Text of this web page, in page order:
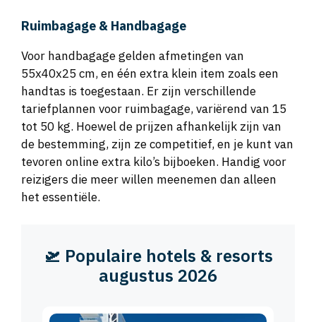
Ruimbagage & Handbagage
Voor handbagage gelden afmetingen van
55x40x25 cm, en één extra klein item zoals een
handtas is toegestaan. Er zijn verschillende
tariefplannen voor ruimbagage, variërend van 15
tot 50 kg. Hoewel de prijzen afhankelijk zijn van
de bestemming, zijn ze competitief, en je kunt van
tevoren online extra kilo’s bijboeken. Handig voor
reizigers die meer willen meenemen dan alleen
het essentiële.
🛫 Populaire hotels & resorts
augustus 2026